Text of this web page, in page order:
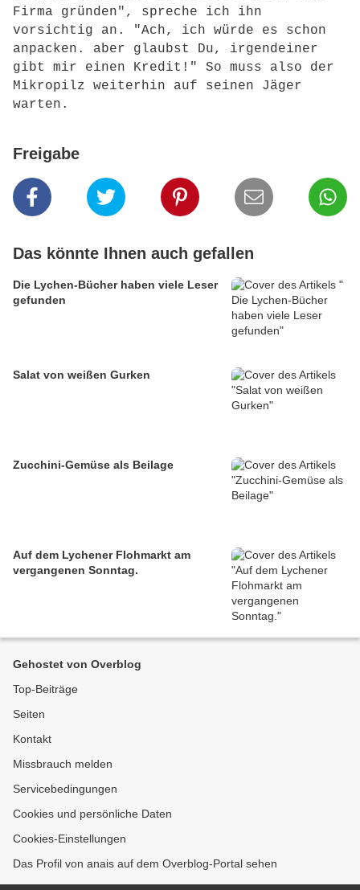
Firma gründen", spreche ich ihn
vorsichtig an. "Ach, ich würde es schon
anpacken. aber glaubst Du, irgendeiner
gibt mir einen Kredit!" So muss also der
Mikropilz weiterhin auf seinen Jäger
warten.
Freigabe
Das könnte Ihnen auch gefallen
Die Lychen-Bücher haben viele Leser
gefunden
Salat von weißen Gurken
Zucchini-Gemüse als Beilage
Auf dem Lychener Flohmarkt am
vergangenen Sonntag.
Gehostet von Overblog
Top-Beiträge
Seiten
Kontakt
Missbrauch melden
Servicebedingungen
Cookies und persönliche Daten
Cookies-Einstellungen
Das Profil von anais auf dem Overblog-Portal sehen